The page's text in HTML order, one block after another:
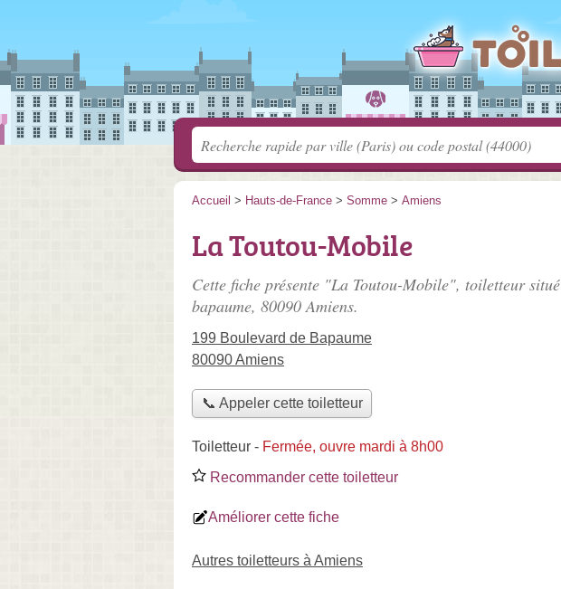
Accueil > Hauts-de-France > Somme > Amiens
La Toutou-Mobile
Cette fiche présente "La Toutou-Mobile", toiletteur situé
bapaume, 80090 Amiens.
199 Boulevard de Bapaume
80090 Amiens
📞 Appeler cette toiletteur
Toiletteur - Fermée, ouvre mardi à 8h00
Recommander cette toiletteur
Améliorer cette fiche
Autres toiletteurs à Amiens